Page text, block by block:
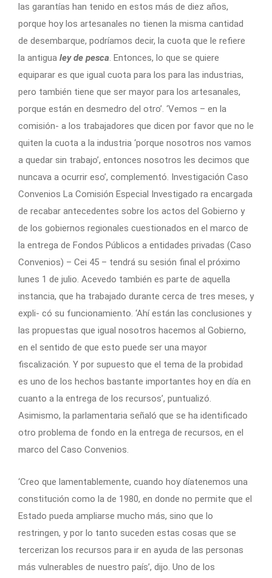
las garantías han tenido en estos más de diez años,
porque hoy los artesanales no tienen la misma cantidad
de desembarque, podríamos decir, la cuota que le refiere
la antigua ley de pesca. Entonces, lo que se quiere
equiparar es que igual cuota para los para las industrias,
pero también tiene que ser mayor para los artesanales,
porque están en desmedro del otro’. ‘Vemos – en la
comisión- a los trabajadores que dicen por favor que no le
quiten la cuota a la industria ‘porque nosotros nos vamos
a quedar sin trabajo’, entonces nosotros les decimos que
nuncava a ocurrir eso’, complementó. Investigación Caso
Convenios La Comisión Especial Investigado ra encargada
de recabar antecedentes sobre los actos del Gobierno y
de los gobiernos regionales cuestionados en el marco de
la entrega de Fondos Públicos a entidades privadas (Caso
Convenios) – Cei 45 – tendrá su sesión final el próximo
lunes 1 de julio. Acevedo también es parte de aquella
instancia, que ha trabajado durante cerca de tres meses, y
expli- có su funcionamiento. ‘Ahí están las conclusiones y
las propuestas que igual nosotros hacemos al Gobierno,
en el sentido de que esto puede ser una mayor
fiscalización. Y por supuesto que el tema de la probidad
es uno de los hechos bastante importantes hoy en día en
cuanto a la entrega de los recursos’, puntualizó.
Asimismo, la parlamentaria señaló que se ha identificado
otro problema de fondo en la entrega de recursos, en el
marco del Caso Convenios.
‘Creo que lamentablemente, cuando hoy díatenemos una
constitución como la de 1980, en donde no permite que el
Estado pueda ampliarse mucho más, sino que lo
restringen, y por lo tanto suceden estas cosas que se
tercerizan los recursos para ir en ayuda de las personas
más vulnerables de nuestro país’, dijo. Uno de los